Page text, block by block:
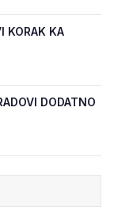
KORAK KA
DODATNO